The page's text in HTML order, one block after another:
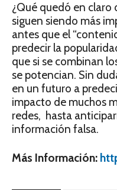
¿Qué quedó en claro
siguen siendo más
antes que el
predecir la
que si se combinan
se potencian. Sin
en un futuro a
impacto de muchos
redes, hasta
información falsa.
Más Información: